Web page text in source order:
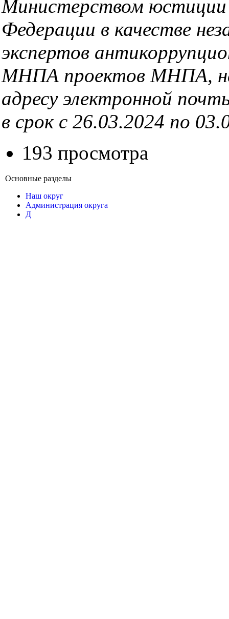
Министерством юстиции
Федерации в качестве
экспертов
МНПА проектов МНПА,
адресу электронной
в срок с 26.03.2024 по
193 просмотра
Основные разделы
Наш округ
Администрация округа
Д